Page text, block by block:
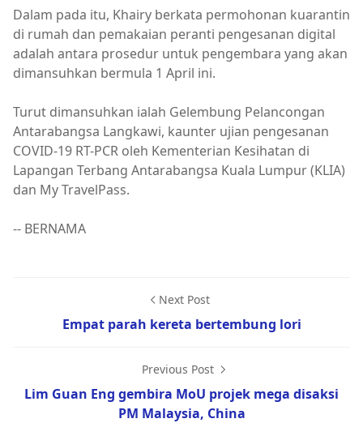
Dalam pada itu, Khairy berkata permohonan kuarantin
di rumah dan pemakaian peranti pengesanan digital
adalah antara prosedur untuk pengembara yang akan
dimansuhkan bermula 1 April ini.
Turut dimansuhkan ialah Gelembung Pelancongan
Antarabangsa Langkawi, kaunter ujian pengesanan
COVID-19 RT-PCR oleh Kementerian Kesihatan di
Lapangan Terbang Antarabangsa Kuala Lumpur (KLIA)
dan My TravelPass.
-- BERNAMA
Next Post
Empat parah kereta bertembung lori
Previous Post
Lim Guan Eng gembira MoU projek mega disaksi
PM Malaysia, China